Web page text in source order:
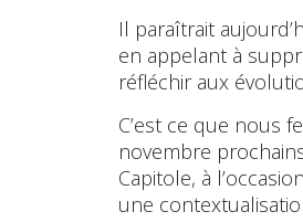
Il paraîtrait
en appelant à
réfléchir aux
C’est ce que nous
novembre
Capitole, à
une